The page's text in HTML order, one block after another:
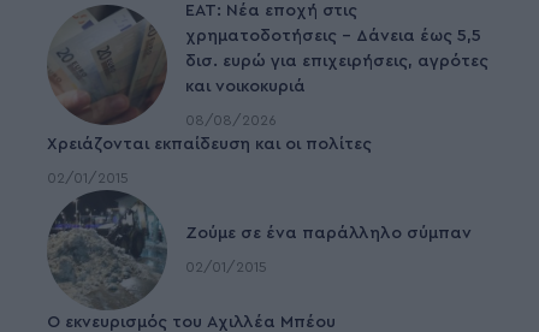
ΕΑΤ: Νέα εποχή στις
χρηματοδοτήσεις – Δάνεια έως 5,5
δισ. ευρώ για επιχειρήσεις, αγρότες
και νοικοκυριά
08/08/2026
Χρειάζονται εκπαίδευση και οι πολίτες
02/01/2015
Ζούμε σε ένα παράλληλο σύμπαν
02/01/2015
Ο εκνευρισμός του Αχιλλέα Μπέου